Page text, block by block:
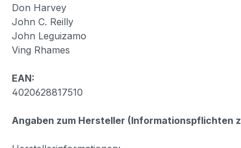
Don Harvey
John C. Reilly
John Leguizamo
Ving Rhames
EAN:
4020628817510
Angaben zum Hersteller (Informationspflichten